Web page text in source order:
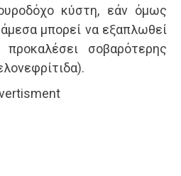
κύστη, εάν όμως
μπορεί να εξαπλωθεί
σοβαρότερης